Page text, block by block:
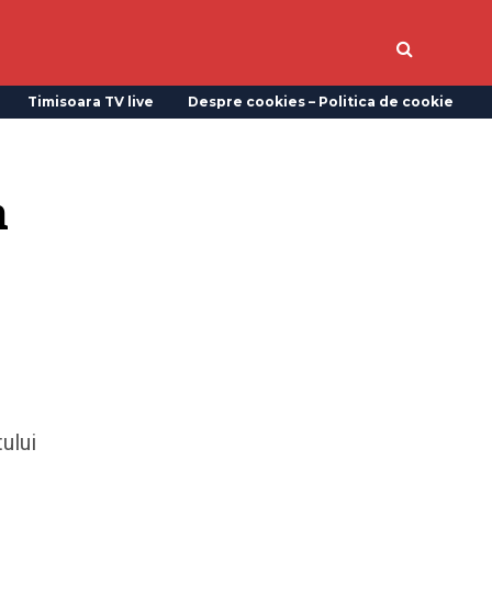
Timisoara TV live Despre cookies – Politica de cookie